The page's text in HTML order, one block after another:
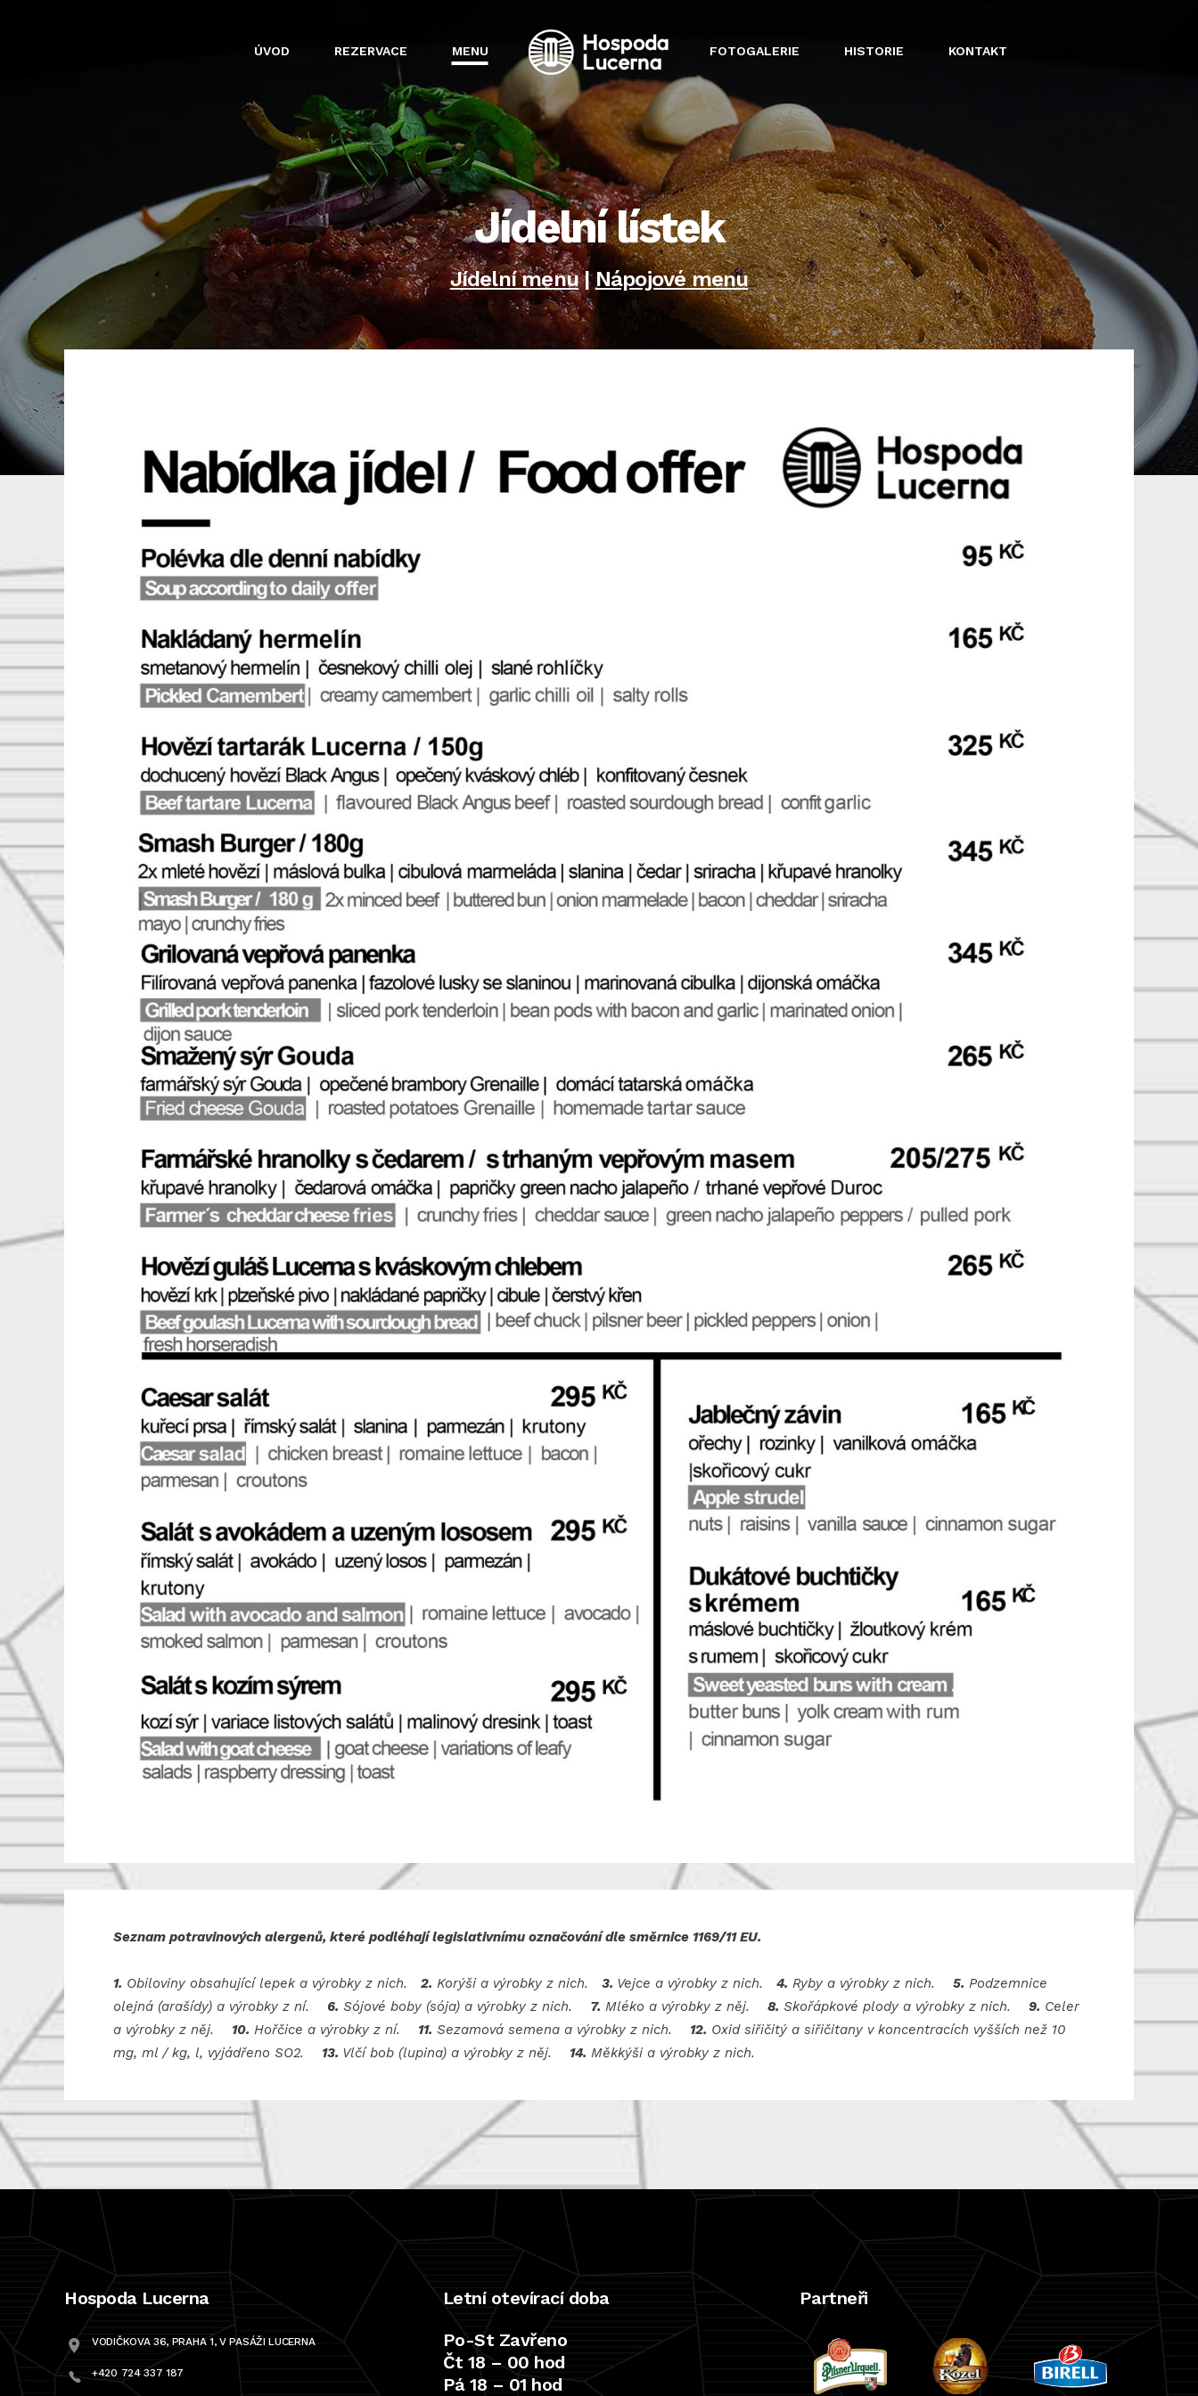
ÚVOD REZERVACE MENU FOTOGALERIE HISTORIE KONTAKT
Jídelní lístek
Jídelní menu|Nápojové menu
Seznam potravinových alergenů, které podléhají legislativnímu označování dle směrnice 1169/11 EU.
1. Obiloviny obsahující lepek a výrobky z nich. 2. Korýši a výrobky z nich. 3. Vejce a výrobky z nich. 4. Ryby a výrobky z nich. 5. Podzemnice
olejná (arašídy) a výrobky z ní. 6. Sójové boby (sója) a výrobky z nich. 7. Mléko a výrobky z něj. 8. Skořápkové plody a výrobky z nich. 9. Celer
a výrobky z něj. 10. Hořčice a výrobky z ní. 11. Sezamová semena a výrobky z nich. 12. Oxid siřičitý a siřičitany v koncentracích vyšších než 10
mg, ml / kg, l, vyjádřeno SO2. 13. Vlčí bob (lupina) a výrobky z něj. 14. Měkkýši a výrobky z nich.
Hospoda Lucerna
VODIČKOVA 36, PRAHA 1, V PASÁŽI LUCERNA
+420 724 337 187
Letní otevírací doba
Po-St Zavřeno
Čt 18 – 00 hod
Pá 18 – 01 hod
Partneři